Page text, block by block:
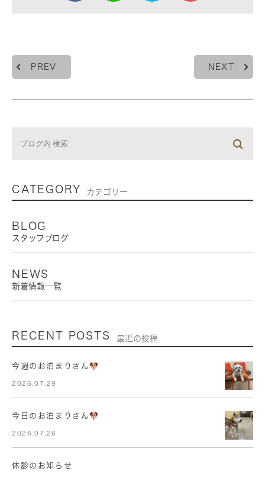
PREV NEXT
CATEGORY カテゴリー
BLOG
スタッフブログ
NEWS
新着情報一覧
RECENT POSTS 最近の投稿
今週のお泊まりさん
2026.07.29
今日のお泊まりさん
2026.07.26
休診のお知らせ